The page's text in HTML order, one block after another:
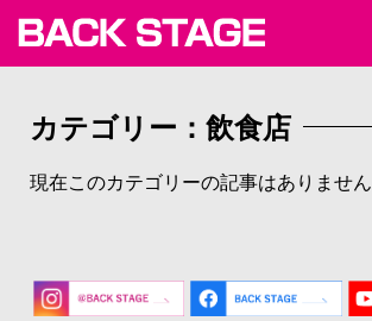
カテゴリー：飲食店
現在このカテゴリーの記事はありません